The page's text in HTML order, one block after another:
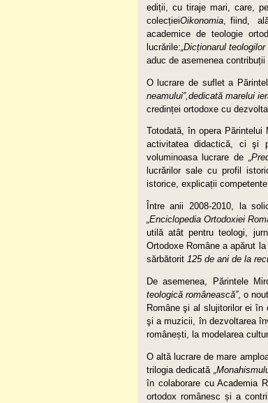
ediții, cu tiraje mari, care,
colecțieiOikonomia, fiind,
academice de teologie
lucrările: „Dicționarul teologilor
aduc de asemenea contribuții
O lucrare de suflet a
neamului”,dedicată marelui
credinței ortodoxe cu
Totodată, în opera Părintelui
activitatea didactică, ci şi
voluminoasa lucrare de
lucrărilor sale cu profil
istorice, explicații
Între anii 2008-2010, la
„Enciclopedia Ortodoxiei
utilă atât pentru teologi,
Ortodoxe Române a apărut
sărbătorit 125 de ani de la
De asemenea, Părintele
teologică românească”, o
Române şi al slujitorilor ei în
şi a muzicii, în dezvoltarea
românești, la modelarea
O altă lucrare de mare
trilogia dedicată
în colaborare cu Academia
ortodox românesc și a